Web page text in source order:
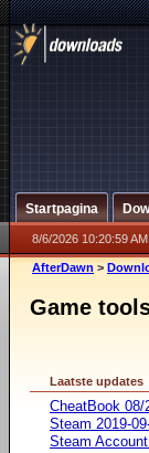
Startpagina
8/6/2026 10:20:59 AM
AfterDawn >
Game
Laatste updates
CheatBook 08/
Steam 2019-
Steam